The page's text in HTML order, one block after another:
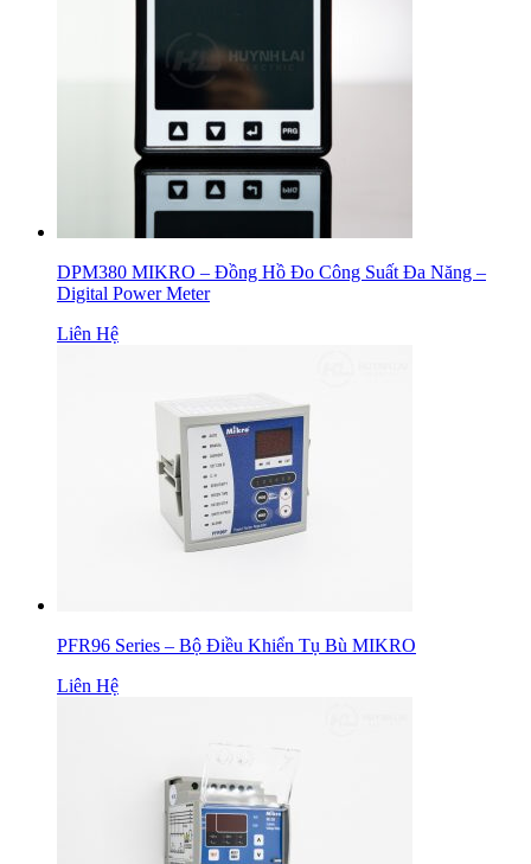
DPM380 MIKRO – Đồng Hồ Đo Công Suất Đa Năng –
Digital Power Meter
Liên Hệ
PFR96 Series – Bộ Điều Khiển Tụ Bù MIKRO
Liên Hệ